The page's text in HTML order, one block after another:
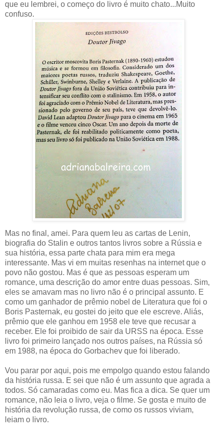
que eu lembrei, o começo do livro é muito chato...Muito
confuso.
Mas no final, amei. Para quem leu as cartas de Lenin,
biografia do Stalin e outros tantos livros sobre a Rússia e
sua história, essa parte chata para mim era mega
interessante. Mas vi em muitas resenhas na internet que o
povo não gostou. Mas é que as pessoas esperam um
romance, uma descrição do amor entre duas pessoas. Sim,
eles se amavam mas no livro não é o principal assunto. E
como um ganhador de prêmio nobel de Literatura que foi o
Boris Pasternak, eu gostei do jeito que ele escreve. Aliás,
prêmio que ele ganhou em 1958 ele teve que recusar a
receber. Ele foi proibido de sair da URSS na época. Esse
livro foi primeiro lançado nos outros países, na Rússia só
em 1988, na época do Gorbachev que foi liberado.
Vou parar por aqui, pois me empolgo quando estou falando
da história russa. E sei que não é um assunto que agrada a
todos. Só camaradas como eu. Mas fica a dica. Se quer um
romance, não leia o livro, veja o filme. Se gosta e muito de
história da revolução russa, de como os russos viviam,
leiam o livro.